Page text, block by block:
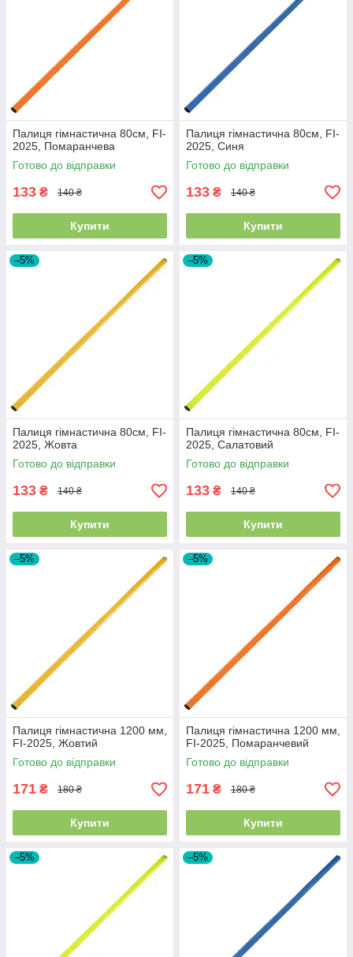
Палиця гімнастична 80см, FI-
2025, Помаранчева
Готово до відправки
133 ₴ 140 ₴
Купити
Палиця гімнастична 80см, FI-
2025, Синя
Готово до відправки
133 ₴ 140 ₴
Купити
–5%
Палиця гімнастична 80см, FI-
2025, Жовта
Готово до відправки
133 ₴ 140 ₴
Купити
–5%
Палиця гімнастична 80см, FI-
2025, Салатовий
Готово до відправки
133 ₴ 140 ₴
Купити
–5%
Палиця гімнастична 1200 мм,
FI-2025, Жовтий
Готово до відправки
171 ₴ 180 ₴
Купити
–5%
Палиця гімнастична 1200 мм,
FI-2025, Помаранчевий
Готово до відправки
171 ₴ 180 ₴
Купити
–5% –5%